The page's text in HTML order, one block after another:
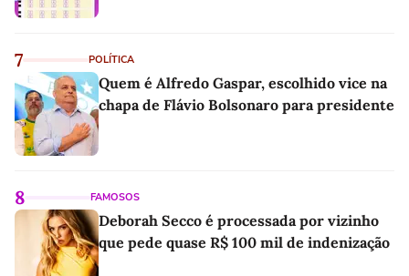
7 POLÍTICA
Quem é Alfredo Gaspar, escolhido vice na
chapa de Flávio Bolsonaro para presidente
8 FAMOSOS
Deborah Secco é processada por vizinho
que pede quase R$ 100 mil de indenização